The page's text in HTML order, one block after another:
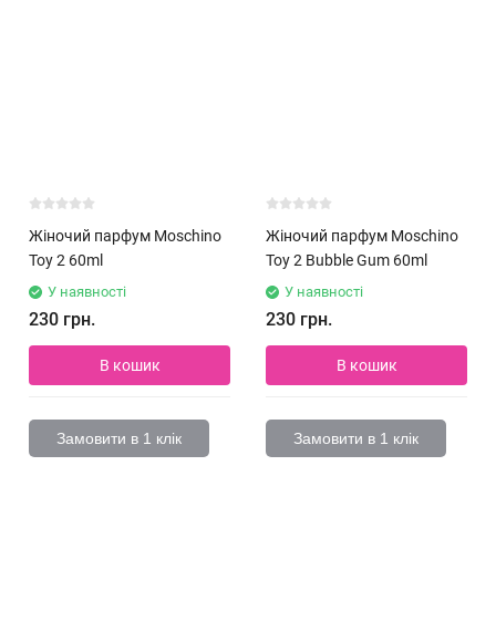
Жіночий парфум Moschino
Toy 2 60ml
У наявності
230 грн.
В кошик
Замовити в 1 клік
Жіночий парфум Moschino
Toy 2 Bubble Gum 60ml
У наявності
230 грн.
В кошик
Замовити в 1 клік